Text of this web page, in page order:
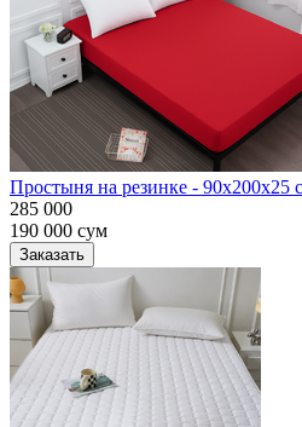
Простыня на резинке - 90x200x25
285 000
190 000 сум
Заказать